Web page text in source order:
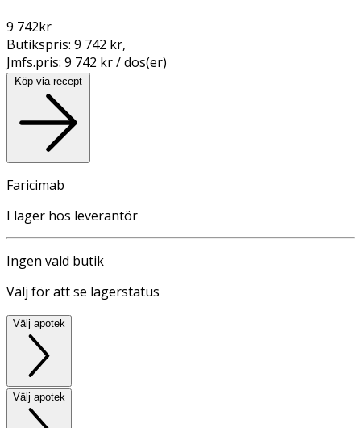
9 742kr
Butikspris: 9 742 kr,
Jmfs.pris: 9 742 kr / dos(er)
Köp via recept
Faricimab
I lager hos leverantör
Ingen vald butik
Välj för att se lagerstatus
Välj apotek
Välj apotek